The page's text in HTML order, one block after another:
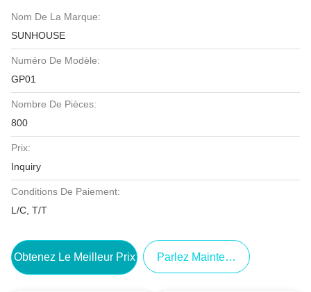
Nom De La Marque:
SUNHOUSE
Numéro De Modèle:
GP01
Nombre De Pièces:
800
Prix:
Inquiry
Conditions De Paiement:
L/C, T/T
Obtenez Le Meilleur Prix Parlez Maintenant.